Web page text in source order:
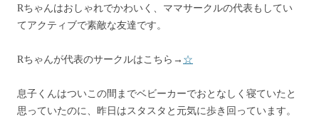
Rちゃんはおしゃれでかわいく、ママサークルの代表もしてい
てアクティブで素敵な友達です。
Rちゃんが代表のサークルはこちら→ ☆
息子くんはついこの間までベビーカーでおとなしく寝ていたと
思っていたのに、昨日はスタスタと元気に歩き回っています。